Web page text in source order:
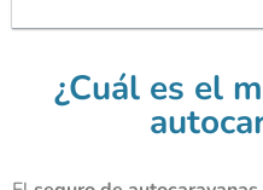
¿Cuál es el